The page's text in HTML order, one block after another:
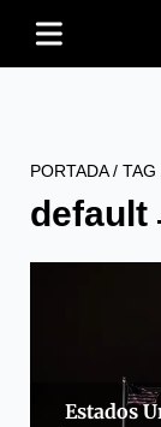
PORTADA/ TAG
default
Estados